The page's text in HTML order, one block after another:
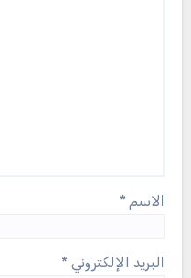
الاسم *
البريد الإلكتروني *